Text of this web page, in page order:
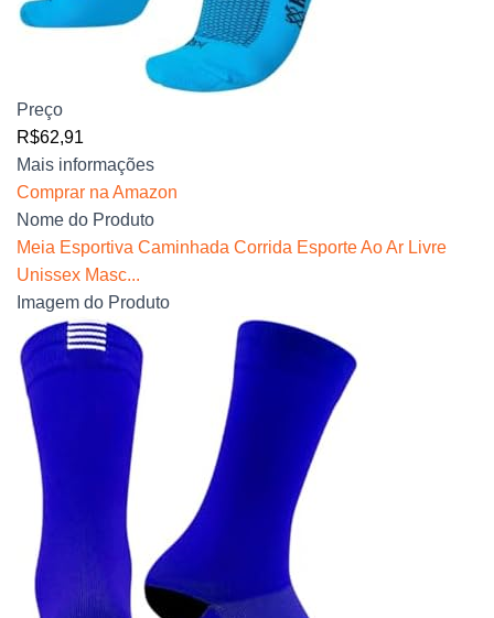
Preço
R$62,91
Mais informações
Comprar na Amazon
Nome do Produto
Meia Esportiva Caminhada Corrida Esporte Ao Ar Livre
Unissex Masc...
Imagem do Produto